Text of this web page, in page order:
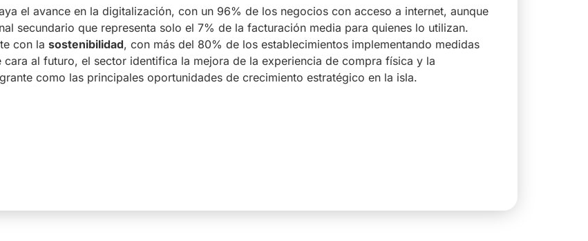
el avance en la digitalización, con un 96% de los negocios con acceso a internet, aunque
secundario que representa solo el 7% de la facturación media para quienes lo utilizan.
con la sostenibilidad, con más del 80% de los establecimientos implementando medidas
al futuro, el sector identifica la mejora de la experiencia de compra física y la
como las principales oportunidades de crecimiento estratégico en la isla.